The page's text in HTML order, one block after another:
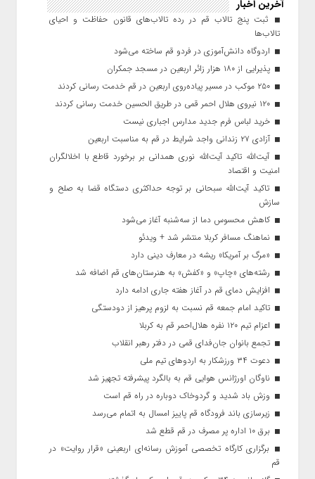
آخرین اخبار
ثبت پنج تالاب قم در رده تالاب‌های قانون حفاظت و احیای
تالاب‌ها
اردوگاه دانش‌آموزی در فردو قم ساخته می‌شود
پذیرایی از ۱۸۰ هزار زائر اربعین در مسجد جمکران
خرید لباس فرم جدید مدارس اجباری نیست
آزادی ۲۷ زندانی واجد شرایط در قم به مناسبت اربعین
آیت‌الله تاکید آیت‌الله نوری همدانی بر برخورد قاطع با اخلالگران
امنیت و اقتصاد
تاکید آیت‌الله‌ سبحانی بر توجه حداکثری دستگاه قضا به صلح و
سازش
کاهش محسوس دما از سه‌شنبه آغاز می‌شود
نماهنگ مسافر کربلا منتشر شد + ویدئو
«مرگ بر آمریکا» ریشه در معارف دینی دارد
رشته‌های «چاپ» و «کفش» به هنرستان‌های قم اضافه شد
افزایش دمای قم در آغاز هفته جاری ادامه دارد
تاکید امام جمعه قم نسبت به لزوم پرهیز از دودستگی
اعزام تیم ۱۲۰ نفره هلال‌احمر قم به کربلا
تجمع بانوان جان‌فدای قمی در دفتر رهبر انقلاب
دعوت ۳۴ ورزشکار به اردوهای تیم ملی
ناوگان اورژانس هوایی قم به بالگرد پیشرفته تجهیز شد
وزش باد شدید و گردوخاک دوباره در راه قم است
زیرسازی باند فرودگاه قم پاییز امسال به اتمام می‌رسد
برق ۱۰ اداره پر مصرف در قم قطع شد
برگزاری کارگاه تخصصی آموزش رسانه‌ای اربعینی «قرار روایت» در
قم